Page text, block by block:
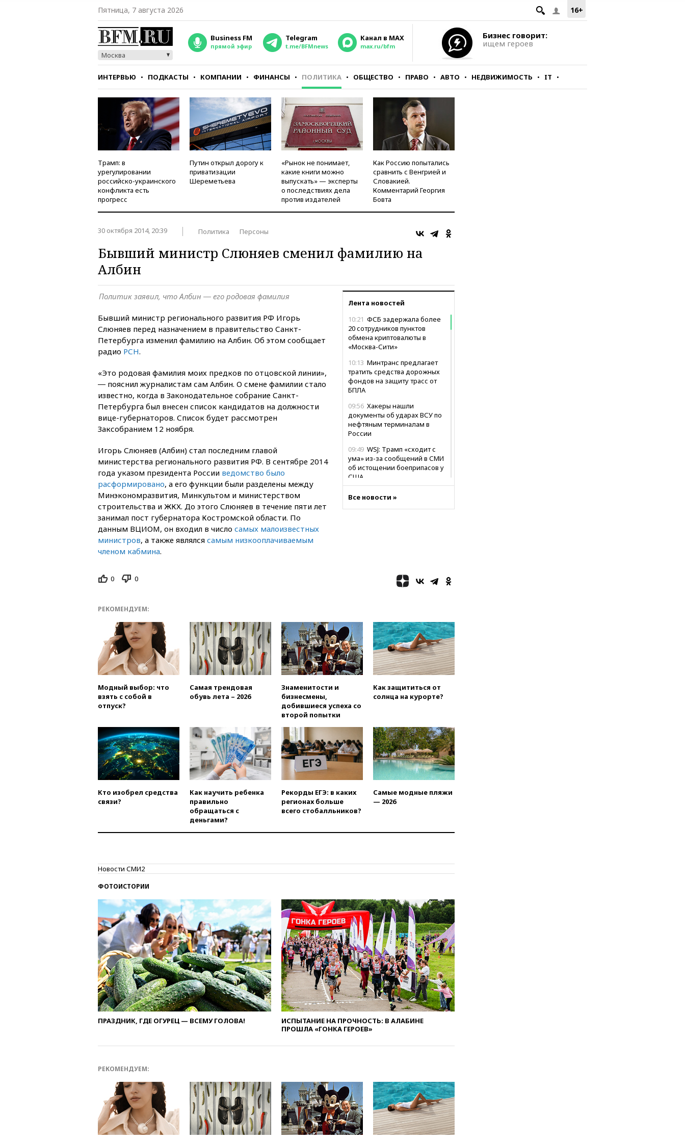
16+
Пятница, 7 августа 2026
Москва
Business FM
прямой эфир
Telegram
t.me/BFMnews
Канал в MAX
max.ru/bfm
Бизнес говорит:
ищем героев
ИНТЕРВЬЮ ПОДКАСТЫ КОМПАНИИ ФИНАНСЫ ПОЛИТИКА ОБЩЕСТВО ПРАВО АВТО НЕДВИЖИМОСТЬ IT
СТИЛЬ ТЕСТЫ
Трамп: в
урегулировании
российско-украинского
конфликта есть
прогресс
Путин открыл дорогу к
приватизации
Шереметьева
«Рынок не понимает,
какие книги можно
выпускать» — эксперты
о последствиях дела
против издателей
Как Россию попытались
сравнить с Венгрией и
Словакией.
Комментарий Георгия
Бовта
30 октября 2014, 20:39 Политика Персоны
Бывший министр Слюняев сменил фамилию на
Албин
Лента новостей
10:21 ФСБ задержала более
20 сотрудников пунктов
обмена криптовалюты в
«Москва-Сити»
10:13 Минтранс предлагает
тратить средства дорожных
фондов на защиту трасс от
БПЛА
09:56 Хакеры нашли
документы об ударах ВСУ по
нефтяным терминалам в
России
09:49 WSJ: Трамп «сходит с
ума» из-за сообщений в СМИ
об истощении боеприпасов у
США
в 2028 году могут войти в
состав Евросоюза
удмуртской «Ижавиа»
попросили уволиться
американского морпеха,
осужденного в России
08:22
В Екатеринбурге
атакован склад Wildberries
07:52
В Таиланде ученик
есть жертвы
07:00
06:00
Суд обязал Meta
выплатить $567 млн по делу о
вреде психическому
здоровью детей
против «родильного туризма»
не соответствует нормам
химической безопасности
01:00 Трамп: США сами
нуждаются в дальнобойных
ракетах и системах Patriot
00:01Трамп заявил о
необходимости пополнения
арсенала США
вчера, 23:28Слуцкий призвал
признать «Яблоко»
вчера, 23:15
пятницу ожидаются ливни
вчера, 22:35Винисиус
продлил контракт с «Реалом»
до 2032 года
вчера, 22:28Отказаться от
Все новости »
Политик заявил, что Албин ― его родовая фамилия
Бывший министр регионального развития РФ Игорь
Слюняев перед назначением в правительство Санкт-
Петербурга изменил фамилию на Албин. Об этом сообщает
радио РСН.
«Это родовая фамилия моих предков по отцовской линии»,
― пояснил журналистам сам Албин. О смене фамилии стало
известно, когда в Законодательное собрание Санкт-
Петербурга был внесен список кандидатов на должности
вице-губернаторов. Список будет рассмотрен
Заксобранием 12 ноября.
Игорь Слюняев (Албин) стал последним главой
министерства регионального развития РФ. В сентябре 2014
года указом президента России ведомство было
расформировано, а его функции были разделены между
Минэкономразвития, Минкультом и министерством
строительства и ЖКХ. До этого Слюняев в течение пяти лет
занимал пост губернатора Костромской области. По
данным ВЦИОМ, он входил в число самых малоизвестных
министров, а также являлся самым низкооплачиваемым
членом кабмина.
0 0
РЕКОМЕНДУЕМ:
Модный выбор: что
взять с собой в
отпуск?
Самая трендовая
обувь лета – 2026
Знаменитости и
бизнесмены,
добившиеся успеха со
второй попытки
Как защититься от
солнца на курорте?
Кто изобрел средства
связи?
Как научить ребенка
правильно
обращаться с
деньгами?
Рекорды ЕГЭ: в каких
регионах больше
всего стобалльников?
Самые модные пляжи
— 2026
Новости СМИ2
ФОТОИСТОРИИ
ПРАЗДНИК, ГДЕ ОГУРЕЦ — ВСЕМУ ГОЛОВА!
ИСПЫТАНИЕ НА ПРОЧНОСТЬ: В АЛАБИНЕ
ПРОШЛА «ГОНКА ГЕРОЕВ»
РЕКОМЕНДУЕМ: